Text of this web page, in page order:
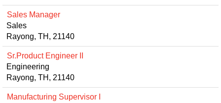
Sales Manager
Sales
Rayong, TH, 21140
Sr.Product Engineer II
Engineering
Rayong, TH, 21140
Manufacturing Supervisor I